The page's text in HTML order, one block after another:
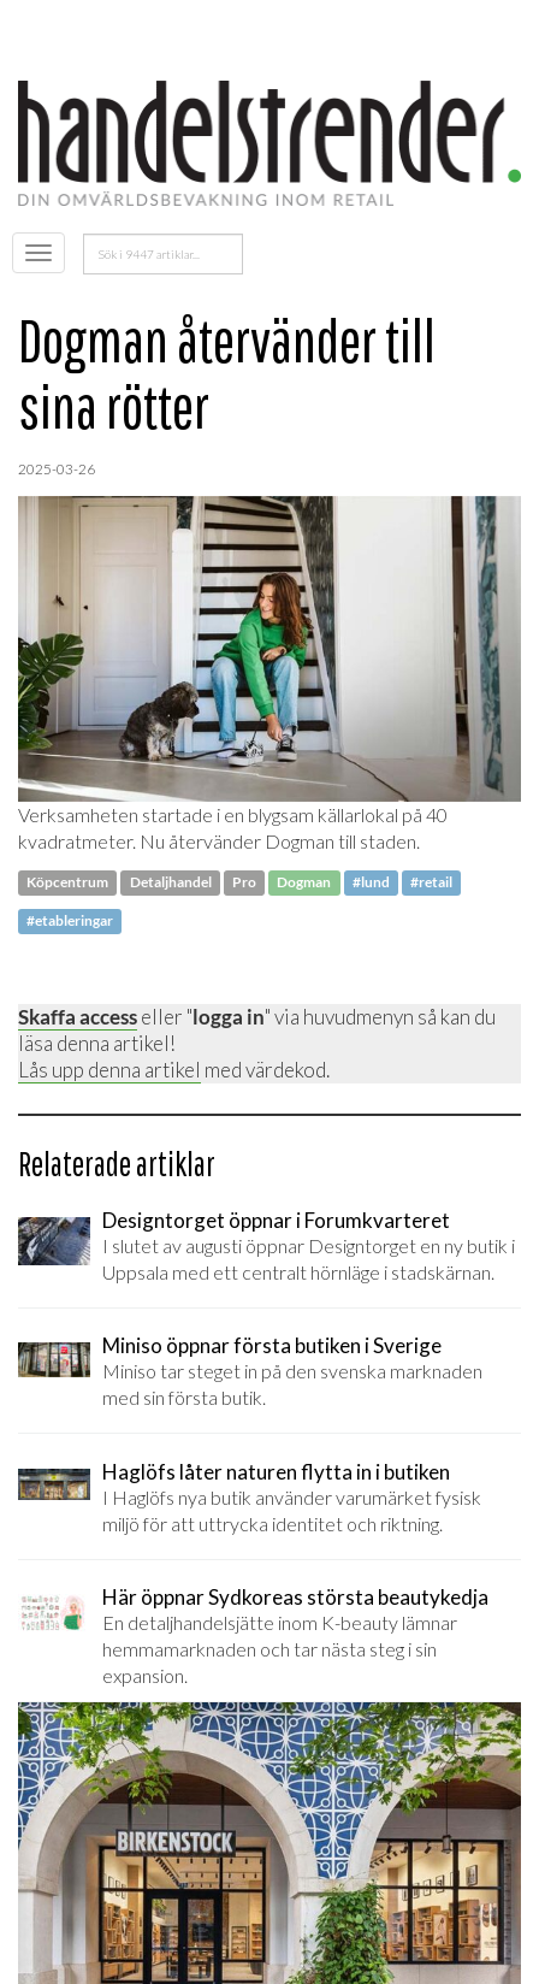
Öppna
menyn
Sök
efter:
Dogman återvänder till
sina rötter
2025-03-26
Verksamheten startade i en blygsam källarlokal på 40
kvadratmeter. Nu återvänder Dogman till staden.
Köpcentrum Detaljhandel Pro Dogman #lund #retail
#etableringar
Skaffa accesseller "logga in" via huvudmenyn så kan du
läsa denna artikel!
Lås upp denna artikel med värdekod.
Relaterade artiklar
Designtorget öppnar i Forumkvarteret
I slutet av augusti öppnar Designtorget en ny butik i
Uppsala med ett centralt hörnläge i stadskärnan.
Miniso öppnar första butiken i Sverige
Miniso tar steget in på den svenska marknaden
med sin första butik.
Haglöfs låter naturen flytta in i butiken
I Haglöfs nya butik använder varumärket fysisk
miljö för att uttrycka identitet och riktning.
Här öppnar Sydkoreas största beautykedja
En detaljhandelsjätte inom K-beauty lämnar
hemmamarknaden och tar nästa steg i sin
expansion.